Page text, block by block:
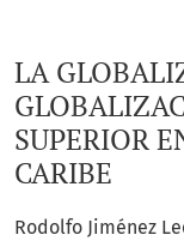
LA
SUPERIOR
CARIBE
Rodolfo Jiménez